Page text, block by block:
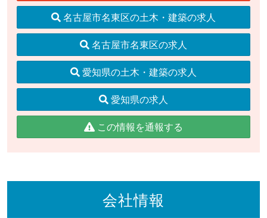
名古屋市名東区の土木・建築の求人
名古屋市名東区の求人
愛知県の土木・建築の求人
愛知県の求人
この情報を通報する
会社情報